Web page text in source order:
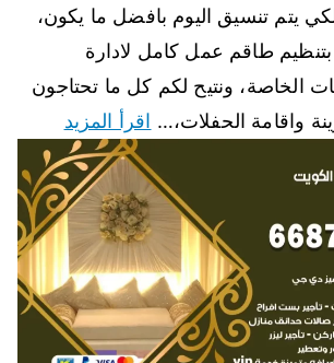
يتم تنسيق اليوم بافضل ما يكون،
طاقم عمل كامل لادارة
الخاصة، ونتيح لكم كل ما تحتاجون
واقامة الحفلات،… اقرأ المزيد